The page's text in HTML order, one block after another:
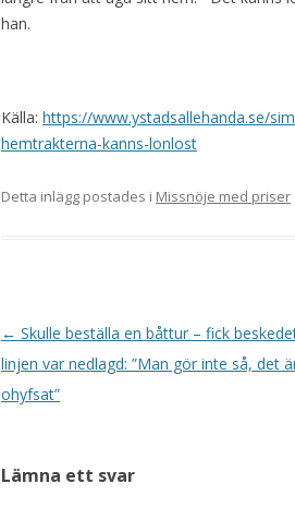
han.
Källa: https://www.ystadsallehanda.se/
hemtrakterna-kanns-lonlost
Detta inlägg postades i Missnöje med priser
Inläggsnavigering
← Skulle beställa en båttur – fick
linjen var nedlagd: ”Man gör inte så, det
ohyfsat”
Lämna ett svar